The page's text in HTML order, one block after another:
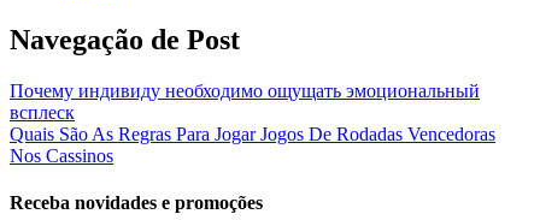
Navegação de Post
Почему индивиду необходимо ощущать эмоциональный
всплеск
Quais São As Regras Para Jogar Jogos De Rodadas Vencedoras
Nos Cassinos
Receba novidades e promoções